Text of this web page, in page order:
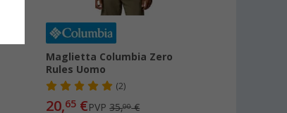
Maglietta Columbia Zero
Rules Uomo
(2)
20,65 €PVP35,00€